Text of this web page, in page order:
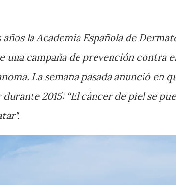
años la Academia Española de
una campaña de prevención contra
La semana pasada anunció en
durante 2015: “El cáncer de piel se